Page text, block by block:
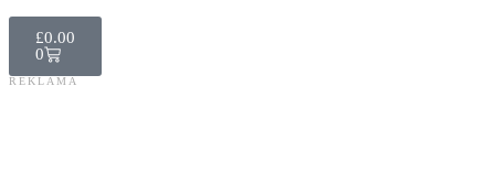
£0.00
0